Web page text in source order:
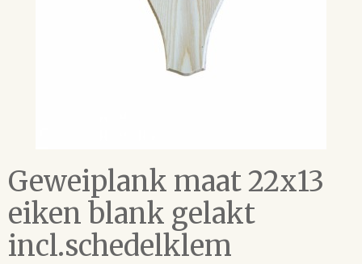
Geweiplank maat 22x13
eiken blank gelakt
incl.schedelklem